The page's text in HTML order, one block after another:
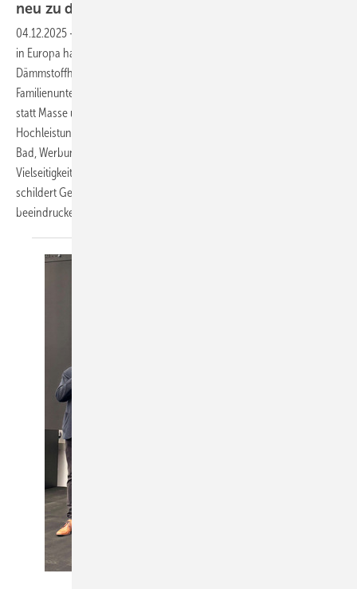
neu zudenken
04.12.2025 -
in Europa hat sich Stadur in über 40 Jahren vom kleinen
Dämmstoffhandel zum Technologieführer entwickelt. Das
Familienunternehmen aus Hammah bei Stade setzt auf Individualität
statt Masse und überzeugt mit dem eigens entwickelten
Hochleistungskunststoff Stadurlon. In fünf Geschäftsbereichen – Bau,
Bad, Werbung, Technik und Halbzeuge – zeigt das Unternehmen die
Vielseitigkeit moderner Verbundwerkstoffe. Im exklusiven Interview
schildert Gesamtverkaufsleiter BAU Marc Nickel Meilensteine einer
beeindruckenden